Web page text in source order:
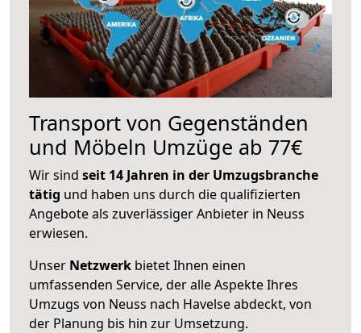
Transport von Gegenständen
und Möbeln Umzüge ab 77€
Wir sind seit 14 Jahren in der Umzugsbranche
tätig und haben uns durch die qualifizierten
Angebote als zuverlässiger Anbieter in Neuss
erwiesen.
Unser Netzwerk bietet Ihnen einen
umfassenden Service, der alle Aspekte Ihres
Umzugs von Neuss nach Havelse abdeckt, von
der Planung bis hin zur Umsetzung.